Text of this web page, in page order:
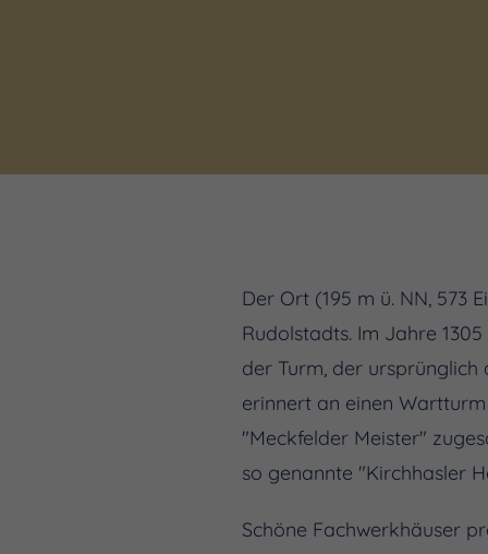
Der Ort (195 m ü. NN, 573
Rudolstadts. Im Jahre
der Turm, der
erinnert an einen
"Meckfelder Meister"
so genannte "Kirchhasler
Schöne Fachwerkhäuser